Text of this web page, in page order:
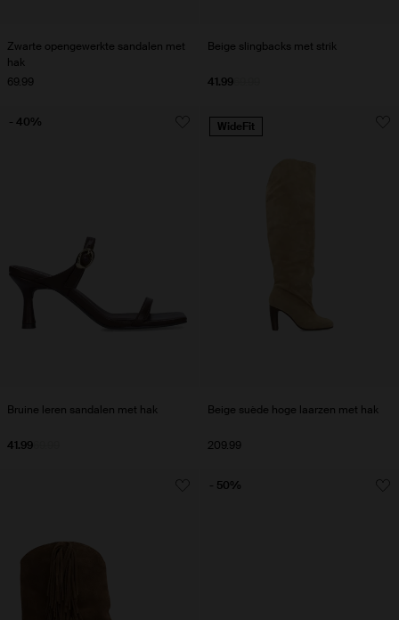
Zwarte opengewerkte sandalen met
hak
69.99
Beige slingbacks met strik
41.99
Bruine leren sandalen met hak
41.99
- 40%
Beige suède hoge laarzen met hak
209.99
WideFit
- 50%